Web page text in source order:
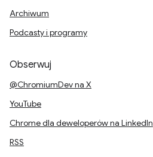
Archiwum
Podcasty i programy
Obserwuj
@ChromiumDev na X
YouTube
Chrome dla deweloperów na LinkedIn
RSS